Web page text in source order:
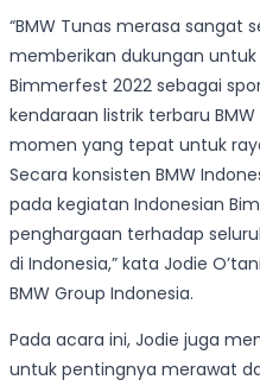
“BMW Tunas merasa sangat
memberikan dukungan untuk
Bimmerfest 2022 sebagai
kendaraan listrik terbaru
momen yang tepat untuk
Secara konsisten BMW
pada kegiatan Indonesian
penghargaan terhadap
di Indonesia,” kata Jodie
BMW Group Indonesia.
Pada acara ini, Jodie juga
untuk pentingnya merawat